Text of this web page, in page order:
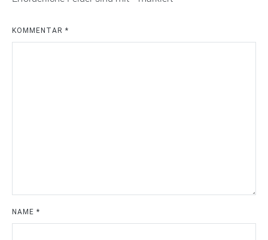
KOMMENTAR *
NAME *